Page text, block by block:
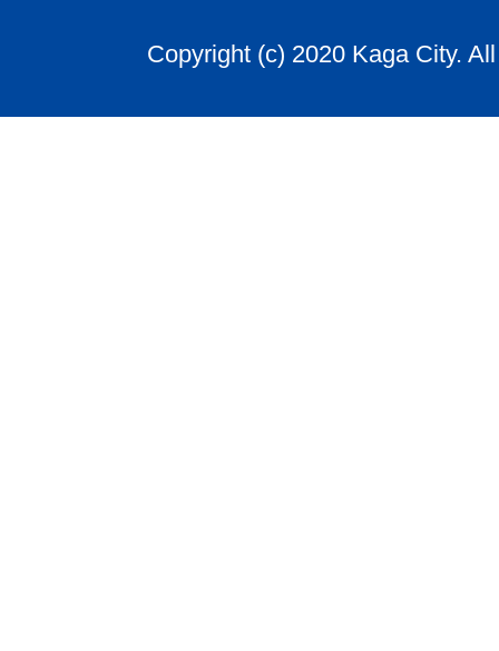
Copyright (c) 2020 Kaga City.